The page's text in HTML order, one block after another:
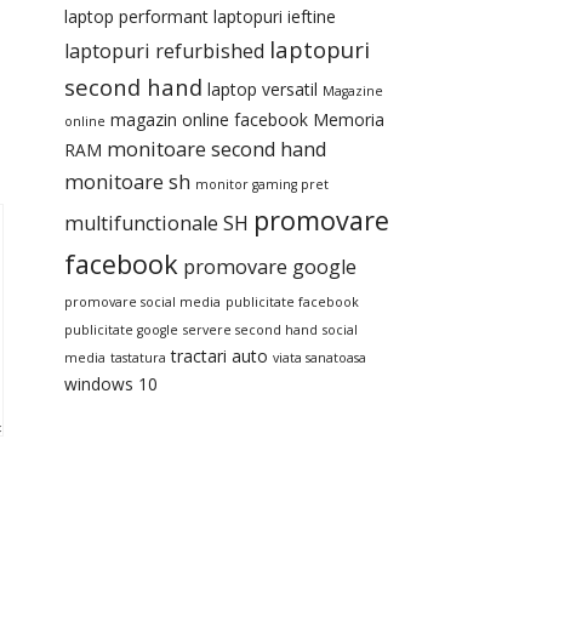
laptop performant laptopuri ieftine
laptopuri refurbished laptopuri
second hand laptop versatil Magazine
online magazin online facebook Memoria
RAM monitoare second hand
monitoare sh monitor gaming pret
multifunctionale SH promovare
facebook promovare google
promovare social media publicitate facebook
publicitate google servere second hand social
media tastatura tractari auto viata sanatoasa
windows 10